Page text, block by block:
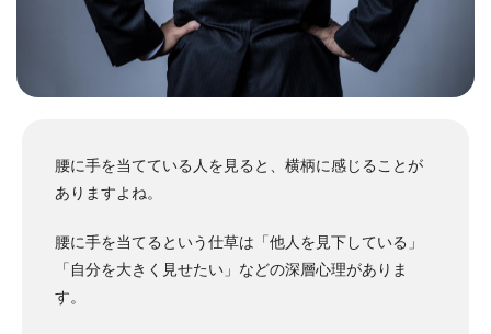
腰に手を当てている人を見ると、横柄に感じることが
ありますよね。
腰に手を当てるという仕草は「他人を見下している」
「自分を大きく見せたい」などの深層心理がありま
す。